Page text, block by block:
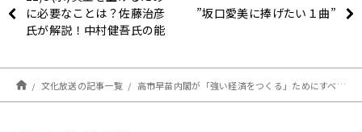
に必要なことは？佐藤治彦
氏が解説！中村健吾氏の能
も！
”坂口愛美に捧げたい１曲”
文化放送の記事一覧 高市早苗内閣が「強い経済をつくる」ためにすべき2つのこと